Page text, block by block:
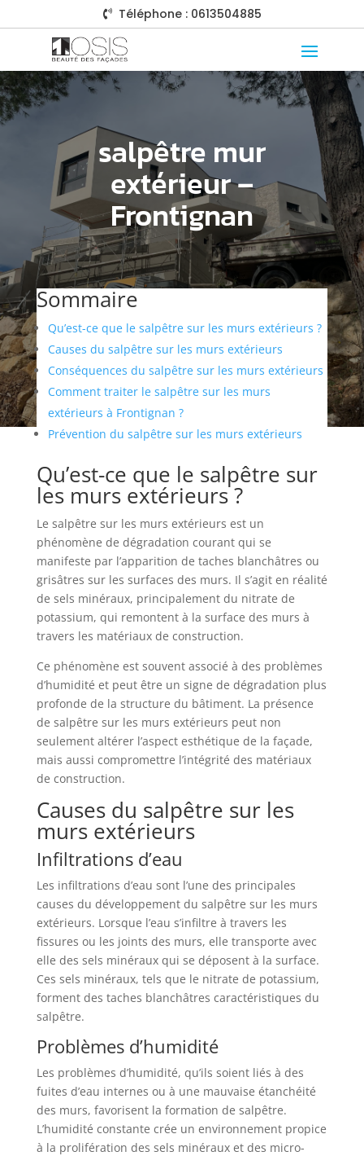
 Téléphone : 0613504885
salpêtre mur
extérieur –
Frontignan
Sommaire
Qu’est-ce que le salpêtre sur les murs extérieurs ?
Causes du salpêtre sur les murs extérieurs
Conséquences du salpêtre sur les murs extérieurs
Comment traiter le salpêtre sur les murs
extérieurs à Frontignan ?
Prévention du salpêtre sur les murs extérieurs
Qu’est-ce que le salpêtre sur
les murs extérieurs ?
Le salpêtre sur les murs extérieurs est un
phénomène de dégradation courant qui se
manifeste par l’apparition de taches blanchâtres ou
grisâtres sur les surfaces des murs. Il s’agit en réalité
de sels minéraux, principalement du nitrate de
potassium, qui remontent à la surface des murs à
travers les matériaux de construction.
Ce phénomène est souvent associé à des problèmes
d’humidité et peut être un signe de dégradation plus
profonde de la structure du bâtiment. La présence
de salpêtre sur les murs extérieurs peut non
seulement altérer l’aspect esthétique de la façade,
mais aussi compromettre l’intégrité des matériaux
de construction.
Causes du salpêtre sur les
murs extérieurs
Infiltrations d’eau
Les infiltrations d’eau sont l’une des principales
causes du développement du salpêtre sur les murs
extérieurs. Lorsque l’eau s’infiltre à travers les
fissures ou les joints des murs, elle transporte avec
elle des sels minéraux qui se déposent à la surface.
Ces sels minéraux, tels que le nitrate de potassium,
forment des taches blanchâtres caractéristiques du
salpêtre.
Problèmes d’humidité
Les problèmes d’humidité, qu’ils soient liés à des
fuites d’eau internes ou à une mauvaise étanchéité
des murs, favorisent la formation de salpêtre.
L’humidité constante crée un environnement propice
à la prolifération des sels minéraux et des micro-